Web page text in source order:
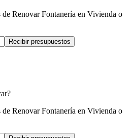
de Renovar Fontanería en Vivienda o
Recibir presupuestos
de Renovar Fontanería en Vivienda o